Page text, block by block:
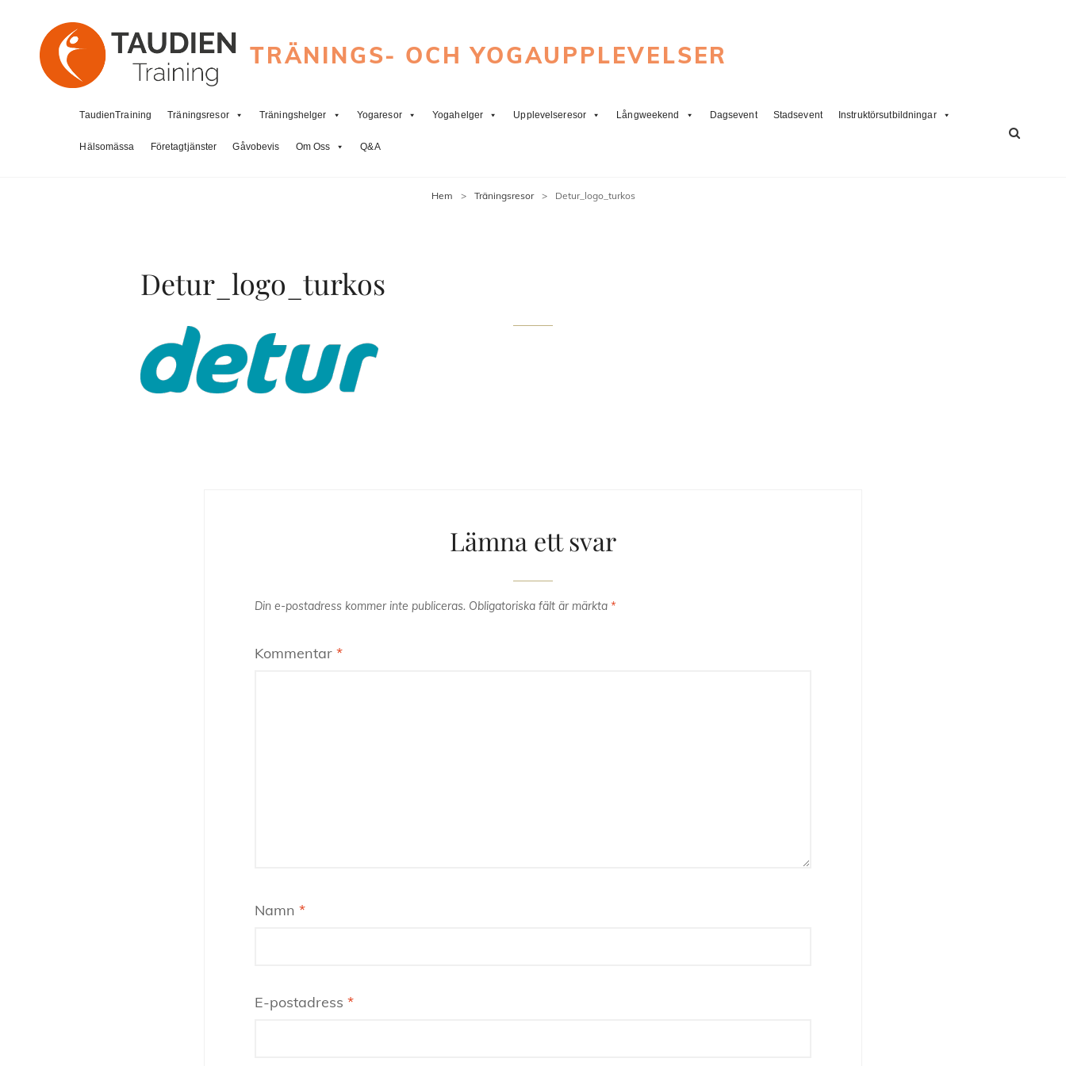
TRÄNINGS- OCH YOGAUPPLEVELSER
TaudienTraining Träningsresor Träningshelger Yogaresor Yogahelger Upplevelseresor Långweekend Dagsevent Stadsevent Instruktörsutbildningar
Hälsomässa Företagtjänster Gåvobevis Om Oss Q&A
Hem > Träningsresor > Detur_logo_turkos
Detur_logo_turkos
Lämna ett svar
Din e-postadress kommer inte publiceras. Obligatoriska fält är märkta *
Kommentar *
Namn *
E-postadress *